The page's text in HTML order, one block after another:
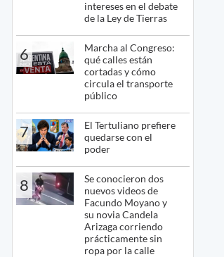
intereses en el debate
de la Ley de Tierras
6
Marcha al Congreso:
qué calles están
cortadas y cómo
circula el transporte
público
7
El Tertuliano prefiere
quedarse con el
poder
8
Se conocieron dos
nuevos videos de
Facundo Moyano y
su novia Candela
Arizaga corriendo
prácticamente sin
ropa por la calle